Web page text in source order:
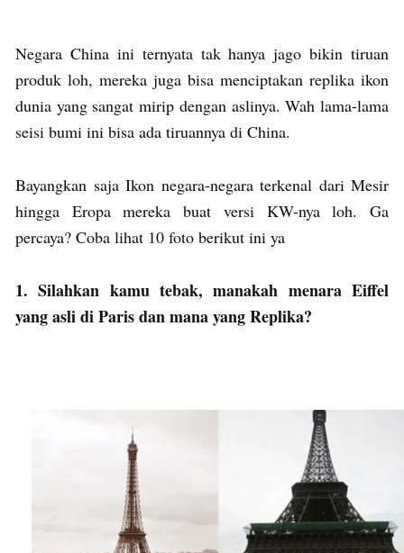
Negara China ini ternyata tak hanya jago bikin tiruan
produk loh, mereka juga bisa menciptakan replika ikon
dunia yang sangat mirip dengan aslinya. Wah lama-lama
seisi bumi ini bisa ada tiruannya di China.
Bayangkan saja Ikon negara-negara terkenal dari Mesir
hingga Eropa mereka buat versi KW-nya loh. Ga
percaya? Coba lihat 10 foto berikut ini ya
1. Silahkan kamu tebak, manakah menara Eiffel
yang asli di Paris dan mana yang Replika?